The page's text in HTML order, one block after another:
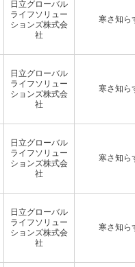
日立グローバル
ライフソリュー
ションズ株式会
社
寒さ知ら
日立グローバル
ライフソリュー
ションズ株式会
社
寒さ知ら
日立グローバル
ライフソリュー
ションズ株式会
社
寒さ知ら
日立グローバル
ライフソリュー
ションズ株式会
社
寒さ知ら